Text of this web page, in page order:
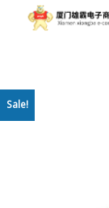
首页
Sale!